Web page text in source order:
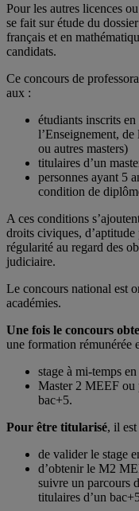
Pour les autres licences
se fait sur étude du
français et en
candidats.
Ce concours de
aux :
étudiants inscrits
l’Enseignement,
ou autres masters)
titulaires d’un
personnes ayant 5
condition de
A ces conditions
droits civiques,
régularité au regard des
judiciaire.
Le concours national est
académies.
Une fois le concours
une formation rémunérée
stage à mi-temps
Master 2 MEEF ou
bac+5.
Pour être titularisé, il est
de valider le stage
d’obtenir le M2
suivre un parcours
titulaires d’un